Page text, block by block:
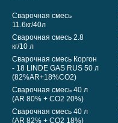
Сварочная смесь
11.6кг/40л
Сварочная смесь 2.8
кг/10 л
Сварочная смесь Коргон
- 18 LINDE GAS RUS 50 л
(82%AR+18%CO2)
Сварочная смесь 40 л
(AR 80% + CO2 20%)
Сварочная смесь 40 л
(AR 82% + CO2 18%)